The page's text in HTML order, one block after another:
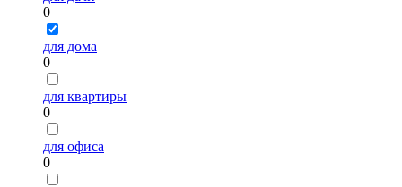
0
для дома
0
для квартиры
0
для офиса
0